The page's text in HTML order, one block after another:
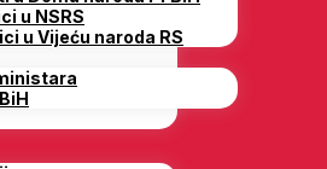
u NSRS
u Vijeću naroda RS